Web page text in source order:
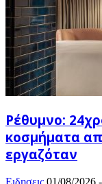
Ρέθυμνο:
κοσμήματα
εργαζόταν
Ειδησεις 01/08/